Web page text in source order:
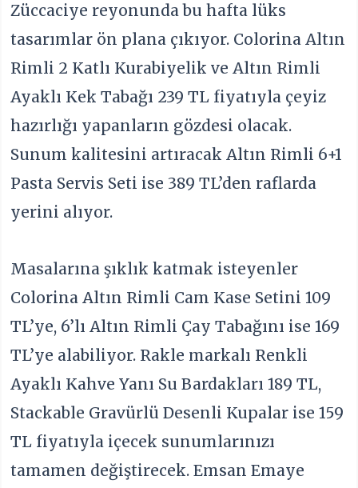
Züccaciye reyonunda bu hafta lüks
tasarımlar ön plana çıkıyor. Colorina Altın
Rimli 2 Katlı Kurabiyelik ve Altın Rimli
Ayaklı Kek Tabağı 239 TL fiyatıyla çeyiz
hazırlığı yapanların gözdesi olacak.
Sunum kalitesini artıracak Altın Rimli 6+1
Pasta Servis Seti ise 389 TL’den raflarda
yerini alıyor.
Masalarına şıklık katmak isteyenler
Colorina Altın Rimli Cam Kase Setini 109
TL’ye, 6’lı Altın Rimli Çay Tabağını ise 169
TL’ye alabiliyor. Rakle markalı Renkli
Ayaklı Kahve Yanı Su Bardakları 189 TL,
Stackable Gravürlü Desenli Kupalar ise 159
TL fiyatıyla içecek sunumlarınızı
tamamen değiştirecek. Emsan Emaye